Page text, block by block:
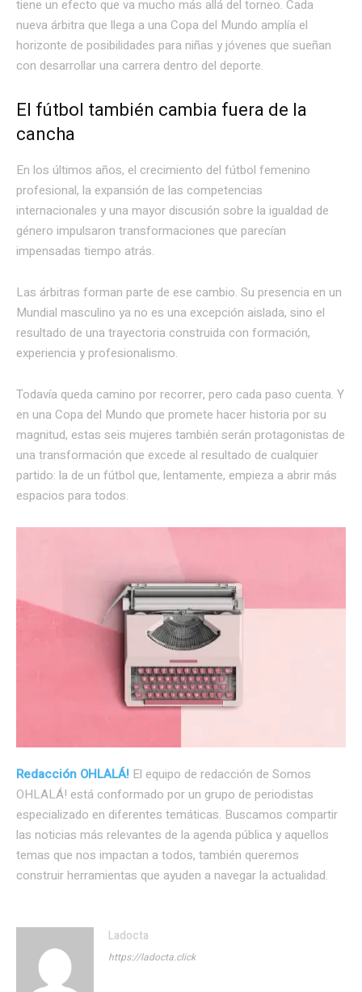
tiene un efecto que va mucho más allá del torneo. Cada
nueva árbitra que llega a una Copa del Mundo amplía el
horizonte de posibilidades para niñas y jóvenes que sueñan
con desarrollar una carrera dentro del deporte.
El fútbol también cambia fuera de la
cancha
En los últimos años, el crecimiento del fútbol femenino
profesional, la expansión de las competencias
internacionales y una mayor discusión sobre la igualdad de
género impulsaron transformaciones que parecían
impensadas tiempo atrás.
Las árbitras forman parte de ese cambio. Su presencia en un
Mundial masculino ya no es una excepción aislada, sino el
resultado de una trayectoria construida con formación,
experiencia y profesionalismo.
Todavía queda camino por recorrer, pero cada paso cuenta. Y
en una Copa del Mundo que promete hacer historia por su
magnitud, estas seis mujeres también serán protagonistas de
una transformación que excede al resultado de cualquier
partido: la de un fútbol que, lentamente, empieza a abrir más
espacios para todos.
Redacción OHLALÁ! El equipo de redacción de Somos
OHLALÁ! está conformado por un grupo de periodistas
especializado en diferentes temáticas. Buscamos compartir
las noticias más relevantes de la agenda pública y aquellos
temas que nos impactan a todos, también queremos
construir herramientas que ayuden a navegar la actualidad.
Ladocta
https://ladocta.click